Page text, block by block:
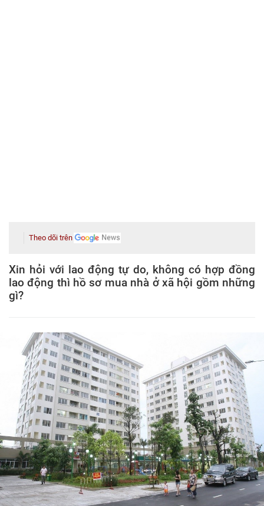
Theo dõi trên
Xin hỏi với lao động tự do, không có hợp đồng
lao động thì hồ sơ mua nhà ở xã hội gồm những
gì?